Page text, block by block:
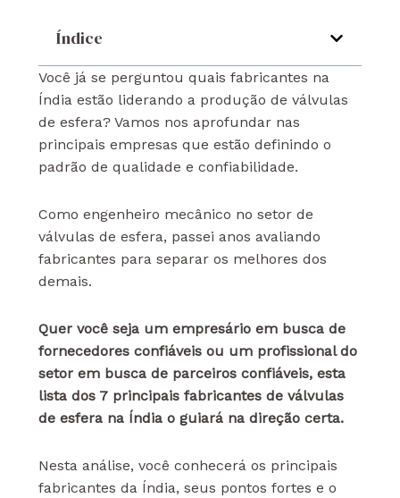
Índice
Você já se perguntou quais fabricantes na
Índia estão liderando a produção de válvulas
de esfera? Vamos nos aprofundar nas
principais empresas que estão definindo o
padrão de qualidade e confiabilidade.
Como engenheiro mecânico no setor de
válvulas de esfera, passei anos avaliando
fabricantes para separar os melhores dos
demais.
Quer você seja um empresário em busca de
fornecedores confiáveis ou um profissional do
setor em busca de parceiros confiáveis, esta
lista dos 7 principais fabricantes de válvulas
de esfera na Índia o guiará na direção certa.
Nesta análise, você conhecerá os principais
fabricantes da Índia, seus pontos fortes e o